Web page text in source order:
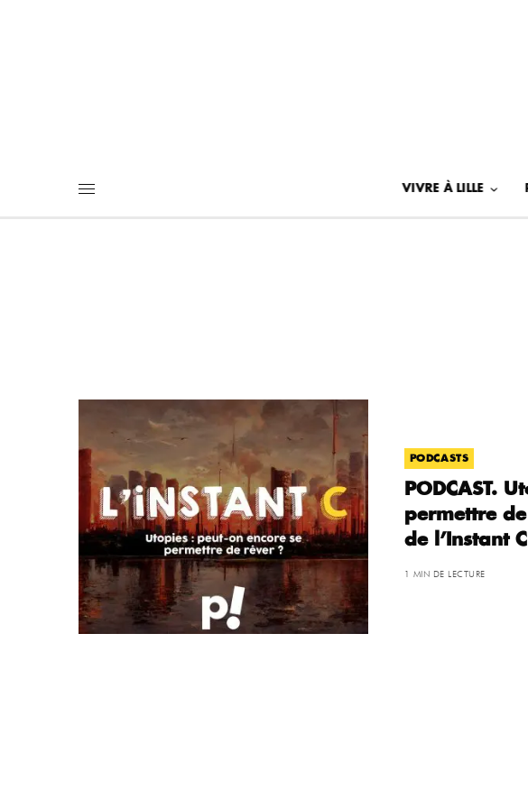
VIVRE À LILLE
PODCASTS
PODCAST.
permettre
de l’Instant
1 MIN DE LECTURE